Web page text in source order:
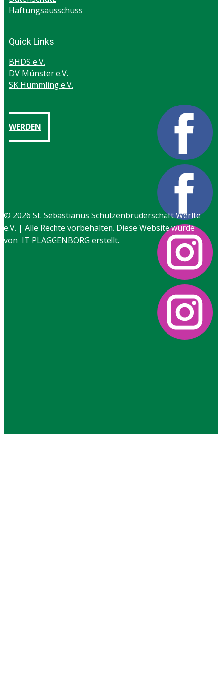
Haftungsausschuss
Quick Links
BHDS e.V.
DV Münster e.V.
SK Hümmling e.V.
WERDEN
© 2026 ​St. Sebastianus Schützenbruderschaft Werlte
e.V. | Alle Rechte vorbehalten. Di​ese Website wurde
von IT PLAGGENBORG erstellt.